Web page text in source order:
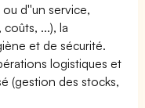
d''un service,
...), la
et de sécurité.
logistiques et
(gestion des stocks,